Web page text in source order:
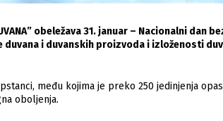
obeležava 31. januar – Nacionalni dan
i duvanskih proizvoda i izloženosti
među kojima je preko 250 jedinjenja
oboljenja.